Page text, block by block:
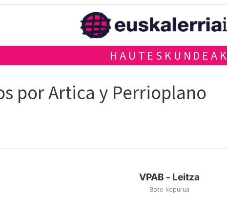
HAUTESKUNDEAK
por Artica y Perrioplano
VPAB - Leitza
Boto kopurua